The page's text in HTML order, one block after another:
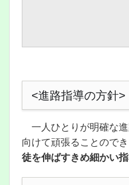
<進路指導の方針>
一人ひとりが明確な
向けて頑張ることので
徒を伸ばすきめ細かい